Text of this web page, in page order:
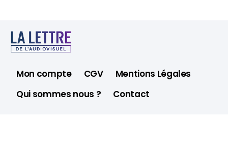
Mon compte CGV
Mentions Légales
Qui sommes nous ?
Contact